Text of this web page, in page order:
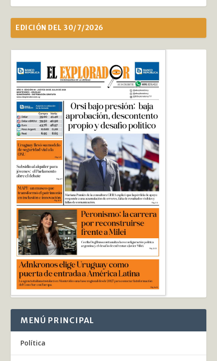
EDICIÓN DEL 30/7/2026
MENÚ PRINCIPAL
Política